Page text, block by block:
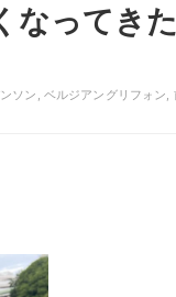
なってき
ソン , ベルジアングリフォン,